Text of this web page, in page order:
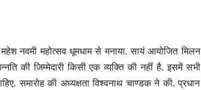
नवमी महोत्सव धूमधाम से मनाया. सायं आयोजित मिलन
की जिम्मेदारी किसी एक व्यक्ति की नहीं है. इसमें सभी
समारोह की अध्यक्षता विश्वनाथ चाण्डक ने की. प्रधान